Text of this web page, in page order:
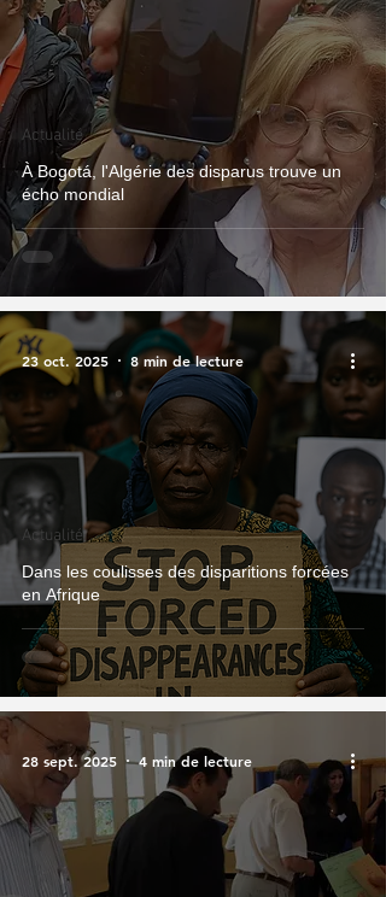
À Bogotá, l'Algérie des disparus trouve un
écho mondial
Actualité
Dans les coulisses des disparitions forcées
en Afrique
Actualité
23 oct. 2025 8 min de lecture
28 sept. 2025 4 min de lecture